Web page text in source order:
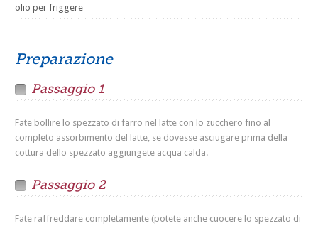
olio per friggere
Preparazione
Passaggio 1
Fate bollire lo spezzato di farro nel latte con lo zucchero fino al
completo assorbimento del latte, se dovesse asciugare prima della
cottura dello spezzato aggiungete acqua calda.
Passaggio 2
Fate raffreddare completamente (potete anche cuocere lo spezzato di